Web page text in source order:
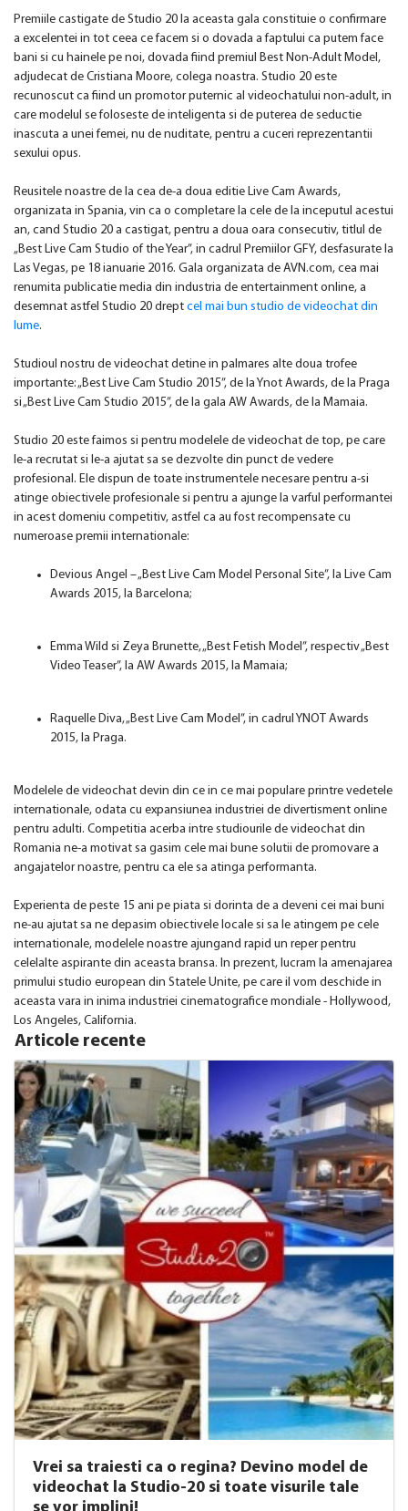
Premiile castigate de Studio 20 la aceasta gala constituie o confirmare
a excelentei in tot ceea ce facem si o dovada a faptului ca putem face
bani si cu hainele pe noi, dovada fiind premiul Best Non-Adult Model,
adjudecat de Cristiana Moore, colega noastra. Studio 20 este
recunoscut ca fiind un promotor puternic al videochatului non-adult, in
care modelul se foloseste de inteligenta si de puterea de seductie
inascuta a unei femei, nu de nuditate, pentru a cuceri reprezentantii
sexului opus.
Reusitele noastre de la cea de-a doua editie Live Cam Awards,
organizata in Spania, vin ca o completare la cele de la inceputul acestui
an, cand Studio 20 a castigat, pentru a doua oara consecutiv, titlul de
„Best Live Cam Studio of the Year”, in cadrul Premiilor GFY, desfasurate la
Las Vegas, pe 18 ianuarie 2016. Gala organizata de AVN.com, cea mai
renumita publicatie media din industria de entertainment online, a
desemnat astfel Studio 20 drept cel mai bun studio de videochat din
lume.
Studioul nostru de videochat detine in palmares alte doua trofee
importante: „Best Live Cam Studio 2015”, de la Ynot Awards, de la Praga
si „Best Live Cam Studio 2015”, de la gala AW Awards, de la Mamaia.
Studio 20 este faimos si pentru modelele de videochat de top, pe care
le-a recrutat si le-a ajutat sa se dezvolte din punct de vedere
profesional. Ele dispun de toate instrumentele necesare pentru a-si
atinge obiectivele profesionale si pentru a ajunge la varful performantei
in acest domeniu competitiv, astfel ca au fost recompensate cu
numeroase premii internationale:
Devious Angel – „Best Live Cam Model Personal Site”, la Live Cam
Awards 2015, la Barcelona;
Emma Wild si Zeya Brunette, „Best Fetish Model”, respectiv „Best
Video Teaser”, la AW Awards 2015, la Mamaia;
Raquelle Diva, „Best Live Cam Model”, in cadrul YNOT Awards
2015, la Praga.
Modelele de videochat devin din ce in ce mai populare printre vedetele
internationale, odata cu expansiunea industriei de divertisment online
pentru adulti. Competitia acerba intre studiourile de videochat din
Romania ne-a motivat sa gasim cele mai bune solutii de promovare a
angajatelor noastre, pentru ca ele sa atinga performanta.
Experienta de peste 15 ani pe piata si dorinta de a deveni cei mai buni
ne-au ajutat sa ne depasim obiectivele locale si sa le atingem pe cele
internationale, modelele noastre ajungand rapid un reper pentru
celelalte aspirante din aceasta bransa. In prezent, lucram la amenajarea
primului studio european din Statele Unite, pe care il vom deschide in
aceasta vara in inima industriei cinematografice mondiale - Hollywood,
Los Angeles, California.
Articole recente
Vrei sa traiesti ca o regina? Devino model de
videochat la Studio-20 si toate visurile tale